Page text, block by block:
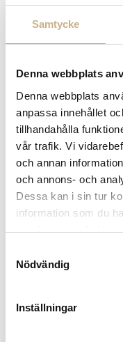
Samtycke
Denna webbplats
Denna webbplats
anpassa innehållet
tillhandahålla
vår trafik. Vi
och annan
och annons- och
Dessa kan i sin tur
information som du
samlat in när du har
Nödvändig
Inställningar
74 000 kr
+
-
Lagerstatus:
14 dagars returrätt
Leverans inom 3-5
Få10%
nyhetsbrev
Fri frakt på mindra
900:- i frakt vid köp
Hämta i butik
SPECIFIKATIONER